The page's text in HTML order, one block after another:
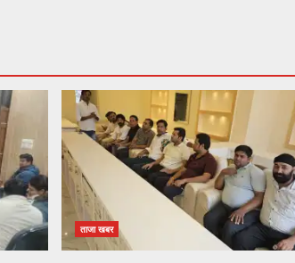
ताजा खबर